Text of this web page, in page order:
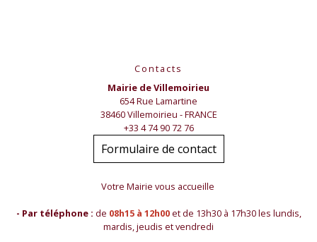
Contacts
Mairie de Villemoirieu
654 Rue Lamartine
38460 Villemoirieu - FRANCE
+33 4 74 90 72 76
Formulaire de contact
Votre Mairie vous accueille
- Par téléphone : de 08h15 à 12h00et de 13h30 à 17h30 les lundis,
mardis, jeudis et vendredi